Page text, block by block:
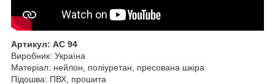
Артикул: АС 94
Виробник: Україна
Матеріал: нейлон, поліуретан, пресована шкіра
Підошва: ПВХ, прошита